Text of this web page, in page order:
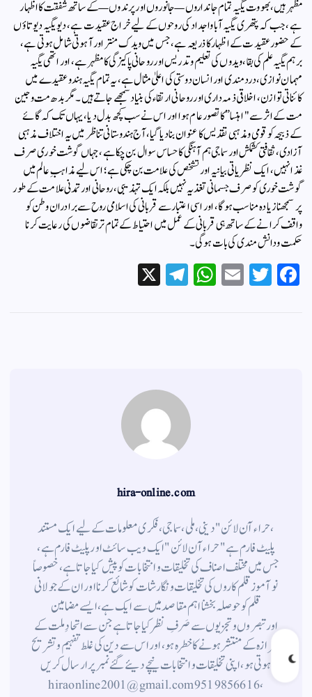
مظہر ہیں، بھووت یگیہ تمام جانداروں—جانوروں اور پرندوں—کے ساتھ شفقت کا اظہار
ہے، جب کہ پتھری یگیہ آبا واجداد کی روحوں کے لیے خراج عقیدت ہے، دیو یگیہ دیوتاؤں
کے حضور عقیدت کے اظہار کا ذریعہ ہے، جس میں ویدک منتر اور آہوتی شامل ہوتی ہے،
برہم یگیہ علم کی بقا، ویدوں کی تعلیم و تدریس اور روحانی پاکیزگی کا مظہر ہے، اور اتھی یگیہ
مہمان نوازی، دردمندی اور انسان دوستی کی اعلیٰ مثال ہے، یہ تمام یگیہ ہندو عقیدے میں
کائناتی توازن، اخلاقی ذمہ داری اور روحانی ارتقاء کی بنیاد سمجھے جاتے ہیں۔مگر بدھ مت وجین
مت کے اثر سے "اہنسا” کا تصور عام ہوا اور اس نے سب کچھ بدل دیا، یہاں تک کہ گائے
کے ذبیحہ کو قومی و مذہبی تقدیس کا عنوان بنا دیا گیا، آج ہندوستانی تناظر میں یہ اختلاف مذہبی
آزادی، ثقافتی کشمکش اور سماجی ہم آہنگی کا حساس سوال بن چکا ہے، جہاں گوشت خوری صرف
غذا نہیں، ایک نظریاتی بیانیہ اور تشخص کی علامت بن چکی ہے؛ اس لیے مذاہبِ عالم میں
گوشت خوری کو صرف جسمانی تغذیہ نہیں بلکہ ایک تہذیبی، روحانی اور تمدنی علامت کے طور
پر سمجھنا زیادہ مناسب ہوگا، اور اسی اعتبار سے قربانی کی اسلامی روح سے برادران وطن کو
واقف کرانے کے ساتھ ہی قربانی کے عمل میں احتیاط کے تمام تر تقاضوں کی رعایت کرنا
حکمت ودانش مندی کی بات ہوگی۔
Fa
T
E
W
Te
hira-online.com
،حراء آن لائن" دینی ، ملی ، سماجی ، فکری معلومات کے لیے ایک مستند
پلیٹ فارم ہے " حراء آن لائن " ایک ویب سائٹ اور پلیٹ فارم ہے ،
جس میں مختلف اصناف کی تخلیقات و انتخابات کو پیش کیا جاتا ہے ، خصوصاً
نوآموز قلم کاروں کی تخلیقات و نگارشات کو شائع کرنا اور ان کے جولانی
قلم کوحوصلہ بخشنا اہم مقاصد میں سے ایک ہے ، ایسے مضامین
اورتبصروں وتجزیوں سے صَرفِ نظر کیا جاتاہے جن سے اتحادِ ملت کے
شیرازہ کے منتشر ہونے کاخطرہ ہو ، اور اس سے دین کی غلط تفہیم وتشریح
ہوتی ہو، اپنی تخلیقات و انتخابات نیچے دیئے گئے نمبر پر ارسال کریں
، 9519856616 hiraonline2001@gmail.com